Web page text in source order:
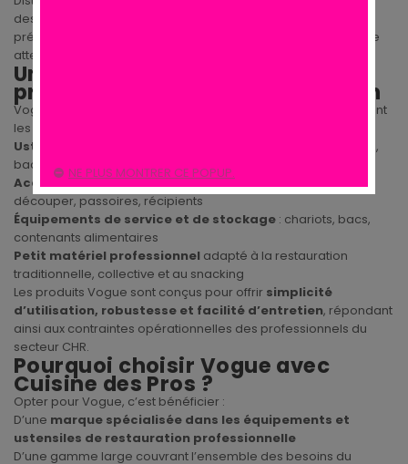
des solutions pensées pour optimiser l’organisation, la
préparation et le service en cuisine professionnelle, avec une
attention particulière portée à la praticité et à la durabilité.
Une large gamme dédiée aux
professionnels de la restauration
Vogue développe une gamme complète de produits couvrant
les besoins quotidiens des cuisines professionnelles :
Ustensiles de cuisine professionnels
: casseroles, poêles,
bacs gastronormes, batteries de cuisine
Accessoires de préparation: couteaux, planches à
découper, passoires, récipients
Équipements de service et de stockage : chariots, bacs,
contenants alimentaires
Petit matériel professionnel adapté à la restauration
traditionnelle, collective et au snacking
Les produits Vogue sont conçus pour offrir simplicité
d’utilisation, robustesse et facilité d’entretien, répondant
ainsi aux contraintes opérationnelles des professionnels du
secteur CHR.
Pourquoi choisir Vogue avec
Cuisine des Pros ?
Opter pour Vogue, c’est bénéficier :
D’une marque spécialisée dans les équipements et
ustensiles de restauration professionnelle
D’une gamme large couvrant l’ensemble des besoins du
NE PLUS MONTRER CE POPUP.